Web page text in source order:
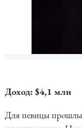
e
1
Доход: $4,1 млн
Для певицы